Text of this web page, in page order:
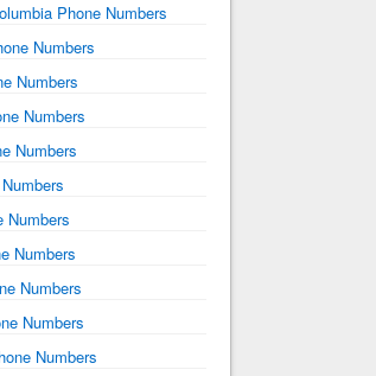
Phone Numbers
Numbers
Numbers
Numbers
Numbers
Numbers
Numbers
Numbers
Numbers
Numbers